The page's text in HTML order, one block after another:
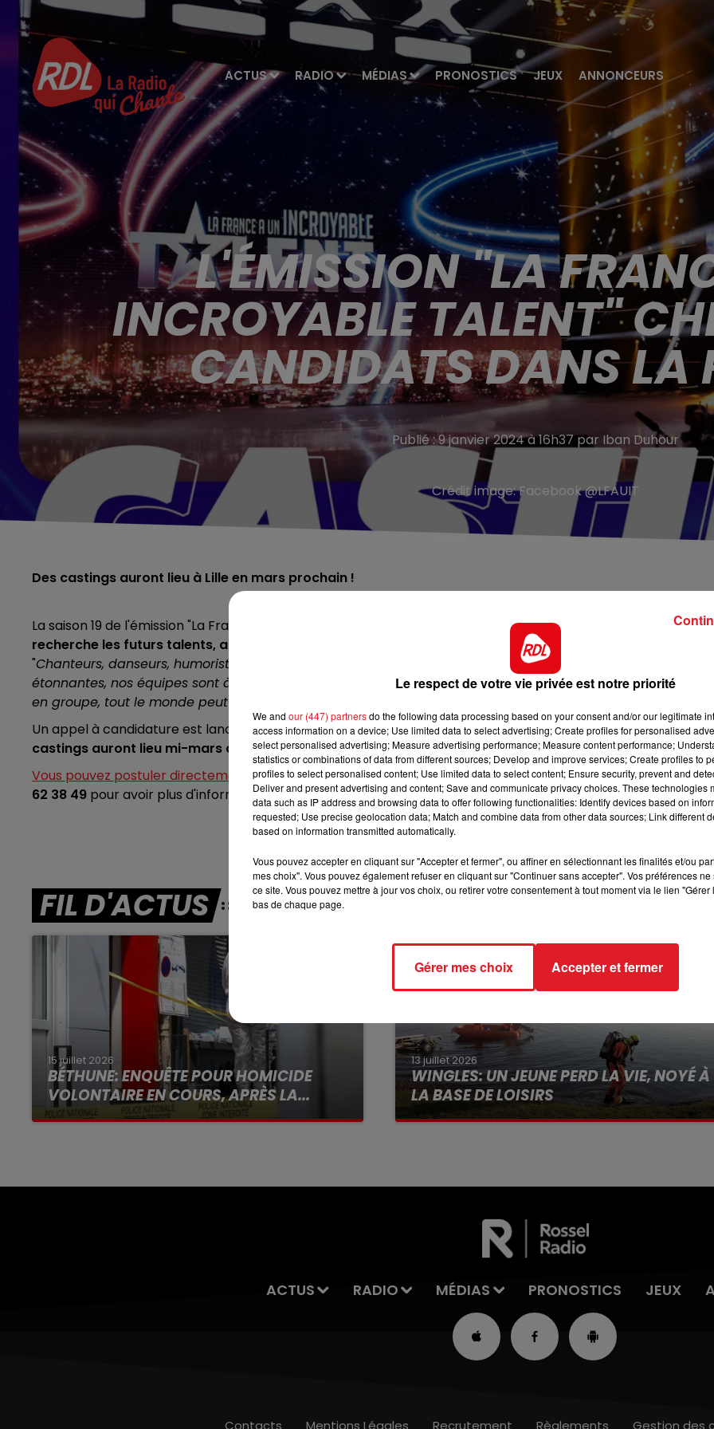
ACTUS RADIO MÉDIAS PRONOSTICS JEUX ANNONCEURS
13h00 - 16h00
LES APRÈS-MIDI QUI CHANTENT
16h00 - 19h00
LE JUKEBOX RDL
L'ÉMISSION "LA
INCROYABLE TALENT"
CANDIDATS DANS LA
Publié : 9 janvier 2024 à 16h37 par Iban Duhour
Crédit image:Facebook @LFAUIT
Des castings auront lieu à Lille en mars prochain !
La saison 19 de l'émission "La France a un incroyable talent" est officiellement lancée !
recherche les futurs talents, amateurs ou professionnels, qui auront l'occasion de briller à la télévision
"Chanteurs, danseurs, humoristes, magiciens, artistes circassiens, danseurs ou artistes aux facultés
étonnantes, nos équipes sont à la recherche de pépites partout en France. Amateurs, professionnels, seul
en groupe, tout le monde peut tenter sa chance
Un appel à candidature est lancé et l'émission recherche des candidats dans les Hauts-de-France.Des
castings auront lieu mi-mars à Lille. Les candidats seront invités à présenter un numéro de deux minute
Vous pouvez postuler directement sur le site internet de l'émission. Vous pouvez également appeler le01 46
62 38 49 pour avoir plus d'informations.
FIL D'ACTUS
15 juillet 2026
BÉTHUNE: ENQUÊTE POUR HOMICIDE
VOLONTAIRE EN COURS, APRÈS LA...
Selon les premiers éléments, le logement
13 juillet 2026
WINGLES: UN JEUNE PERD LA VIE, NOYÉ À
LA BASE DE LOISIRS
La victime a coulé à pic
ACTUS RADIO MÉDIAS PRONOSTICS JEUX
Contacts Mentions Légales Recrutement Règlements Gestion des
Le respect de votre vie privée est notre priorité
We and our (447) partnersdo the following data processing based on your consent and/or our legitimate
access information on a device; Use limited data to select advertising; Create profiles for personalised
select personalised advertising; Measure advertising performance; Measure content performance;
statistics or combinations of data from different sources; Develop and improve services; Create profiles to
profiles to select personalised content; Use limited data to select content; Ensure security, prevent and
Deliver and present advertising and content; Save and communicate privacy choices. These technologies
data such as IP address and browsing data to offer following functionalities: Identify devices based on
requested; Use precise geolocation data; Match and combine data from other data sources; Link different
based on information transmitted automatically.
Vous pouvez accepter en cliquant sur "Accepter et fermer", ou affiner en sélectionnant les finalités et/ou
mes choix". Vous pouvez également refuser en cliquant sur "Continuer sans accepter". Vos préférences
ce site. Vous pouvez mettre à jour vos choix, ou retirer votre consentement à tout moment via le lien
bas de chaque page.
Gérer mes choix Accepter et fermer